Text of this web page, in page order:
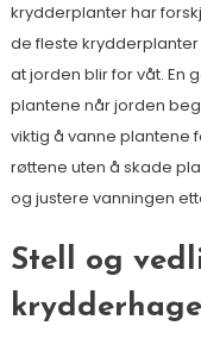
krydderplanter har
de fleste krydderplanter
at jorden blir for våt. En
plantene når jorden
viktig å vanne plantene
røttene uten å skade
og justere vanningen
Stell og